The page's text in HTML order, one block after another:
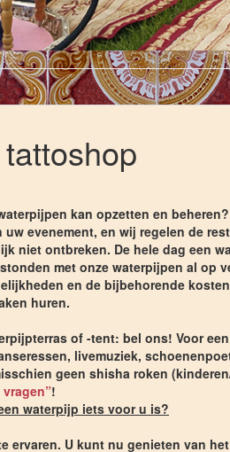
kan opzetten en
evenement, en wij regelen de
niet ontbreken. De hele dag een
met onze waterpijpen al op
en de bijbehorende
huren.
of -tent: bel ons! Voor
livemuziek,
geen shisha roken
!
waterpijp iets voor u is?
ervaren. U kunt nu genieten van